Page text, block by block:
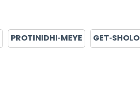
PROTINIDHI-MEYE GET-SHOLO